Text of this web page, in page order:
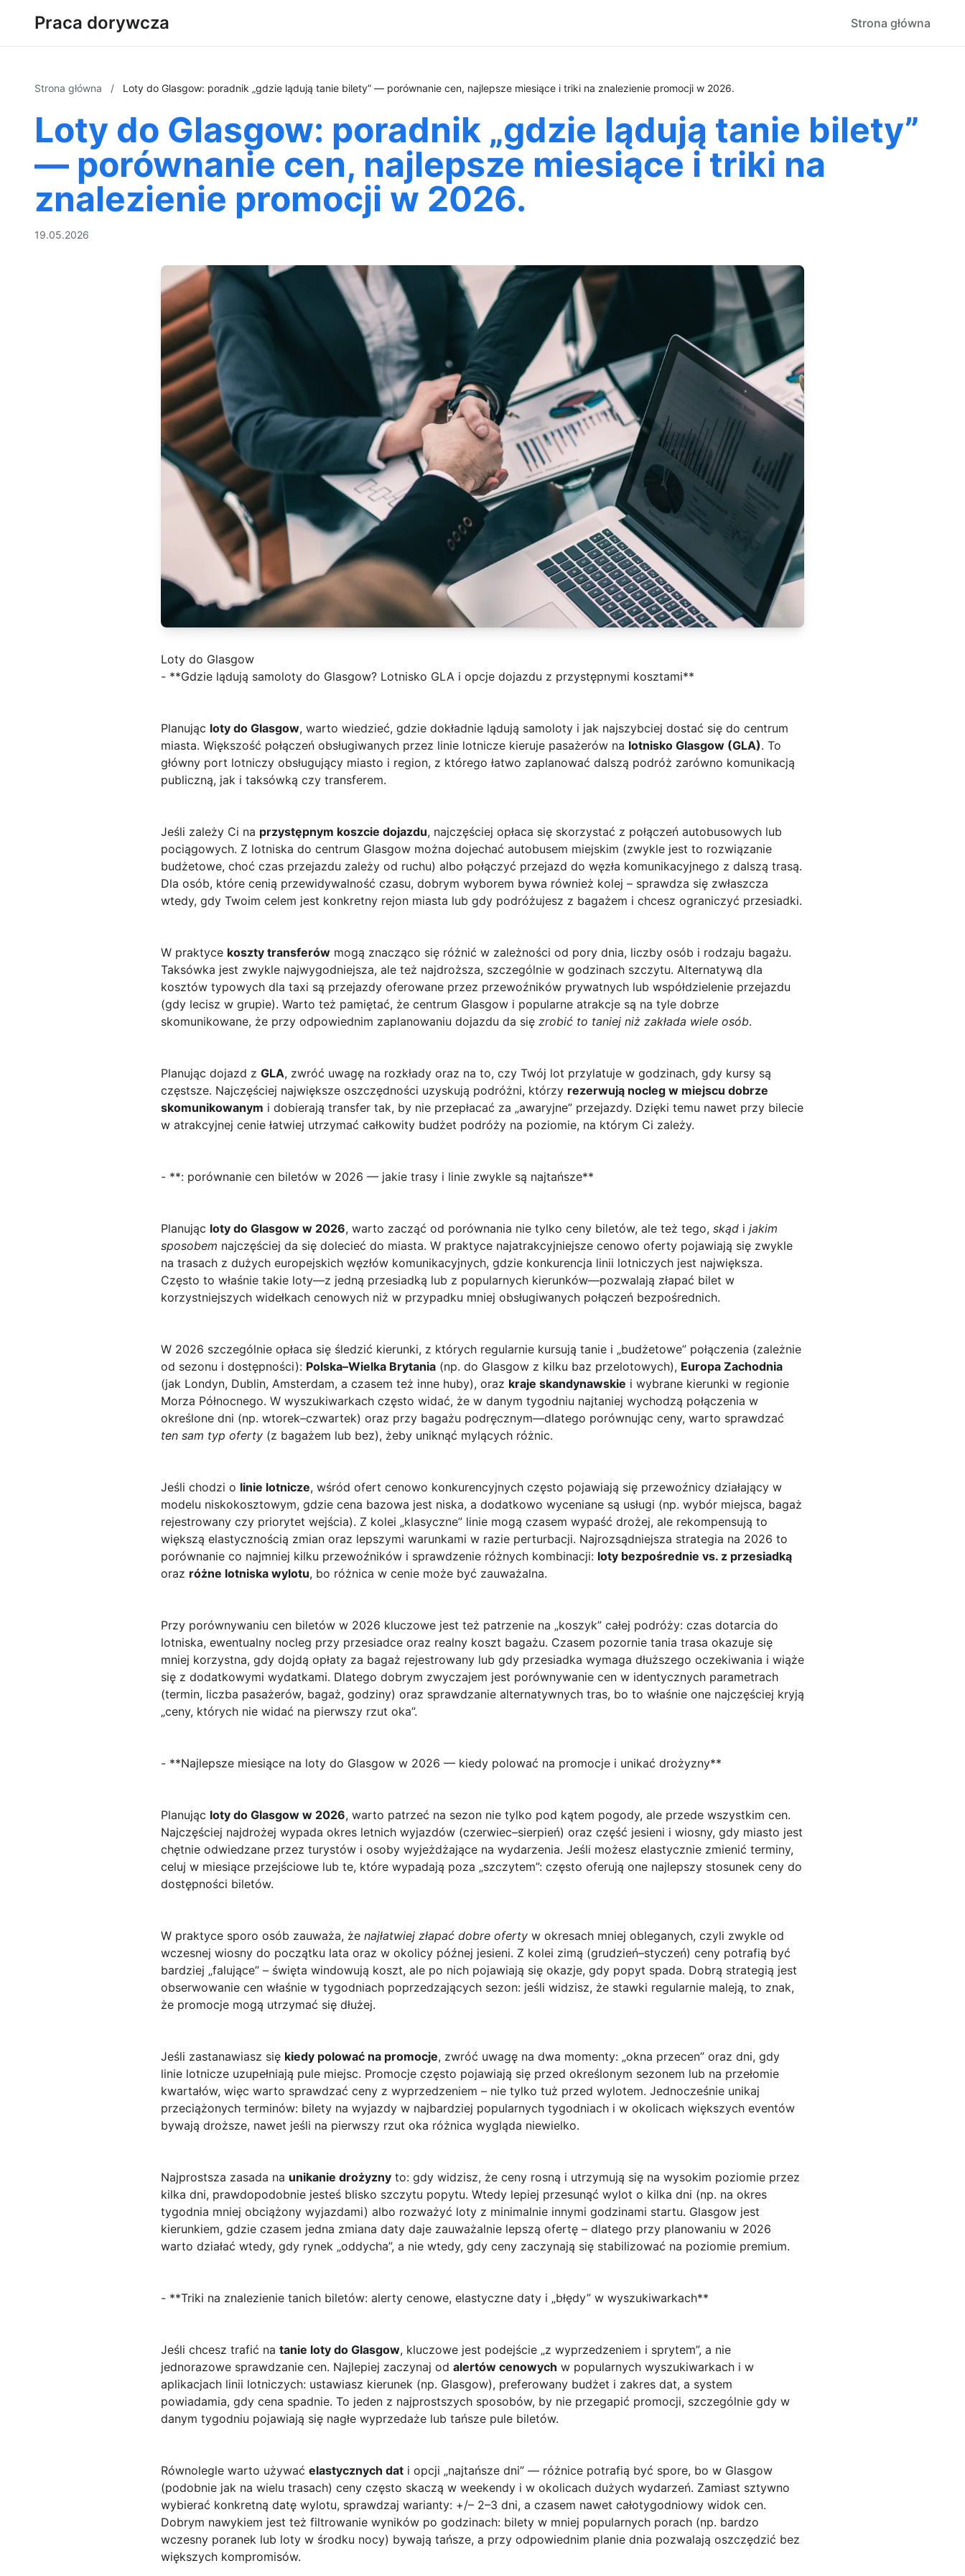
Praca dorywcza Strona główna
Strona główna / Loty do Glasgow: poradnik „gdzie lądują tanie bilety” — porównanie cen, najlepsze miesiące i triki na znalezienie promocji w 2026.
Loty do Glasgow: poradnik „gdzie lądują tanie bilety”
— porównanie cen, najlepsze miesiące i triki na
znalezienie promocji w 2026.
19.05.2026
Loty do Glasgow
- **Gdzie lądują samoloty do Glasgow? Lotnisko GLA i opcje dojazdu z przystępnymi kosztami**
Planując loty do Glasgow, warto wiedzieć, gdzie dokładnie lądują samoloty i jak najszybciej dostać się do centrum
miasta. Większość połączeń obsługiwanych przez linie lotnicze kieruje pasażerów na lotnisko Glasgow (GLA). To
główny port lotniczy obsługujący miasto i region, z którego łatwo zaplanować dalszą podróż zarówno komunikacją
publiczną, jak i taksówką czy transferem.
Jeśli zależy Ci na przystępnym koszcie dojazdu, najczęściej opłaca się skorzystać z połączeń autobusowych lub
pociągowych. Z lotniska do centrum Glasgow można dojechać autobusem miejskim (zwykle jest to rozwiązanie
budżetowe, choć czas przejazdu zależy od ruchu) albo połączyć przejazd do węzła komunikacyjnego z dalszą trasą.
Dla osób, które cenią przewidywalność czasu, dobrym wyborem bywa również kolej – sprawdza się zwłaszcza
wtedy, gdy Twoim celem jest konkretny rejon miasta lub gdy podróżujesz z bagażem i chcesz ograniczyć przesiadki.
W praktyce koszty transferów mogą znacząco się różnić w zależności od pory dnia, liczby osób i rodzaju bagażu.
Taksówka jest zwykle najwygodniejsza, ale też najdroższa, szczególnie w godzinach szczytu. Alternatywą dla
kosztów typowych dla taxi są przejazdy oferowane przez przewoźników prywatnych lub współdzielenie przejazdu
(gdy lecisz w grupie). Warto też pamiętać, że centrum Glasgow i popularne atrakcje są na tyle dobrze
skomunikowane, że przy odpowiednim zaplanowaniu dojazdu da się zrobić to taniej niż zakłada wiele osób.
Planując dojazd z GLA, zwróć uwagę na rozkłady oraz na to, czy Twój lot przylatuje w godzinach, gdy kursy są
częstsze. Najczęściej największe oszczędności uzyskują podróżni, którzy rezerwują nocleg w miejscu dobrze
skomunikowanym i dobierają transfer tak, by nie przepłacać za „awaryjne” przejazdy. Dzięki temu nawet przy bilecie
w atrakcyjnej cenie łatwiej utrzymać całkowity budżet podróży na poziomie, na którym Ci zależy.
- **: porównanie cen biletów w 2026 — jakie trasy i linie zwykle są najtańsze**
Planując loty do Glasgow w 2026, warto zacząć od porównania nie tylko ceny biletów, ale też tego, skąd i jakim
sposobem najczęściej da się dolecieć do miasta. W praktyce najatrakcyjniejsze cenowo oferty pojawiają się zwykle
na trasach z dużych europejskich węzłów komunikacyjnych, gdzie konkurencja linii lotniczych jest największa.
Często to właśnie takie loty—z jedną przesiadką lub z popularnych kierunków—pozwalają złapać bilet w
korzystniejszych widełkach cenowych niż w przypadku mniej obsługiwanych połączeń bezpośrednich.
W 2026 szczególnie opłaca się śledzić kierunki, z których regularnie kursują tanie i „budżetowe” połączenia (zależnie
od sezonu i dostępności): Polska–Wielka Brytania (np. do Glasgow z kilku baz przelotowych), Europa Zachodnia
(jak Londyn, Dublin, Amsterdam, a czasem też inne huby), oraz kraje skandynawskie i wybrane kierunki w regionie
Morza Północnego. W wyszukiwarkach często widać, że w danym tygodniu najtaniej wychodzą połączenia w
określone dni (np. wtorek–czwartek) oraz przy bagażu podręcznym—dlatego porównując ceny, warto sprawdzać
ten sam typ oferty (z bagażem lub bez), żeby uniknąć mylących różnic.
Jeśli chodzi o linie lotnicze, wśród ofert cenowo konkurencyjnych często pojawiają się przewoźnicy działający w
modelu niskokosztowym, gdzie cena bazowa jest niska, a dodatkowo wyceniane są usługi (np. wybór miejsca, bagaż
rejestrowany czy priorytet wejścia). Z kolei „klasyczne” linie mogą czasem wypaść drożej, ale rekompensują to
większą elastycznością zmian oraz lepszymi warunkami w razie perturbacji. Najrozsądniejsza strategia na 2026 to
porównanie co najmniej kilku przewoźników i sprawdzenie różnych kombinacji: loty bezpośrednie vs. z przesiadką
oraz różne lotniska wylotu, bo różnica w cenie może być zauważalna.
Przy porównywaniu cen biletów w 2026 kluczowe jest też patrzenie na „koszyk” całej podróży: czas dotarcia do
lotniska, ewentualny nocleg przy przesiadce oraz realny koszt bagażu. Czasem pozornie tania trasa okazuje się
mniej korzystna, gdy dojdą opłaty za bagaż rejestrowany lub gdy przesiadka wymaga dłuższego oczekiwania i wiąże
się z dodatkowymi wydatkami. Dlatego dobrym zwyczajem jest porównywanie cen w identycznych parametrach
(termin, liczba pasażerów, bagaż, godziny) oraz sprawdzanie alternatywnych tras, bo to właśnie one najczęściej kryją
„ceny, których nie widać na pierwszy rzut oka”.
- **Najlepsze miesiące na loty do Glasgow w 2026 — kiedy polować na promocje i unikać drożyzny**
Planując loty do Glasgow w 2026, warto patrzeć na sezon nie tylko pod kątem pogody, ale przede wszystkim cen.
Najczęściej najdrożej wypada okres letnich wyjazdów (czerwiec–sierpień) oraz część jesieni i wiosny, gdy miasto jest
chętnie odwiedzane przez turystów i osoby wyjeżdżające na wydarzenia. Jeśli możesz elastycznie zmienić terminy,
celuj w miesiące przejściowe lub te, które wypadają poza „szczytem”: często oferują one najlepszy stosunek ceny do
dostępności biletów.
W praktyce sporo osób zauważa, że najłatwiej złapać dobre oferty w okresach mniej obleganych, czyli zwykle od
wczesnej wiosny do początku lata oraz w okolicy późnej jesieni. Z kolei zimą (grudzień–styczeń) ceny potrafią być
bardziej „falujące” – święta windowują koszt, ale po nich pojawiają się okazje, gdy popyt spada. Dobrą strategią jest
obserwowanie cen właśnie w tygodniach poprzedzających sezon: jeśli widzisz, że stawki regularnie maleją, to znak,
że promocje mogą utrzymać się dłużej.
Jeśli zastanawiasz się kiedy polować na promocje, zwróć uwagę na dwa momenty: „okna przecen” oraz dni, gdy
linie lotnicze uzupełniają pule miejsc. Promocje często pojawiają się przed określonym sezonem lub na przełomie
kwartałów, więc warto sprawdzać ceny z wyprzedzeniem – nie tylko tuż przed wylotem. Jednocześnie unikaj
przeciążonych terminów: bilety na wyjazdy w najbardziej popularnych tygodniach i w okolicach większych eventów
bywają droższe, nawet jeśli na pierwszy rzut oka różnica wygląda niewielko.
Najprostsza zasada na unikanie drożyzny to: gdy widzisz, że ceny rosną i utrzymują się na wysokim poziomie przez
kilka dni, prawdopodobnie jesteś blisko szczytu popytu. Wtedy lepiej przesunąć wylot o kilka dni (np. na okres
tygodnia mniej obciążony wyjazdami) albo rozważyć loty z minimalnie innymi godzinami startu. Glasgow jest
kierunkiem, gdzie czasem jedna zmiana daty daje zauważalnie lepszą ofertę – dlatego przy planowaniu w 2026
warto działać wtedy, gdy rynek „oddycha”, a nie wtedy, gdy ceny zaczynają się stabilizować na poziomie premium.
- **Triki na znalezienie tanich biletów: alerty cenowe, elastyczne daty i „błędy” w wyszukiwarkach**
Jeśli chcesz trafić na tanie loty do Glasgow, kluczowe jest podejście „z wyprzedzeniem i sprytem”, a nie
jednorazowe sprawdzanie cen. Najlepiej zaczynaj od alertów cenowych w popularnych wyszukiwarkach i w
aplikacjach linii lotniczych: ustawiasz kierunek (np. Glasgow), preferowany budżet i zakres dat, a system
powiadamia, gdy cena spadnie. To jeden z najprostszych sposobów, by nie przegapić promocji, szczególnie gdy w
danym tygodniu pojawiają się nagłe wyprzedaże lub tańsze pule biletów.
Równolegle warto używać elastycznych dat i opcji „najtańsze dni” — różnice potrafią być spore, bo w Glasgow
(podobnie jak na wielu trasach) ceny często skaczą w weekendy i w okolicach dużych wydarzeń. Zamiast sztywno
wybierać konkretną datę wylotu, sprawdzaj warianty: +/– 2–3 dni, a czasem nawet całotygodniowy widok cen.
Dobrym nawykiem jest też filtrowanie wyników po godzinach: bilety w mniej popularnych porach (np. bardzo
wczesny poranek lub loty w środku nocy) bywają tańsze, a przy odpowiednim planie dnia pozwalają oszczędzić bez
większych kompromisów.